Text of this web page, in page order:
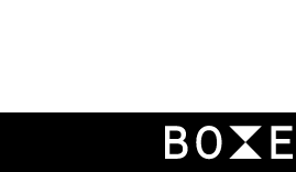
Navigazione